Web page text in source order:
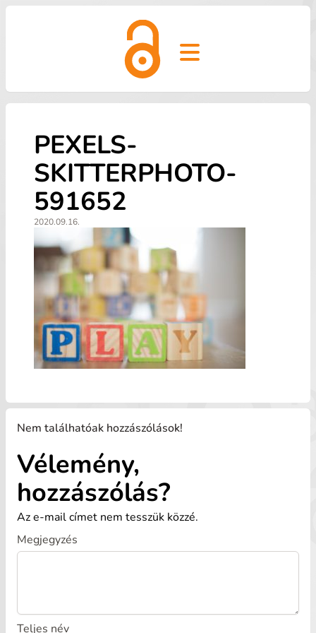
Open main menu
PEXELS-
SKITTERPHOTO-
591652
2020.09.16.
Nem találhatóak hozzászólások!
Vélemény,
hozzászólás?
Az e-mail címet nem tesszük közzé.
Megjegyzés
Teljes név